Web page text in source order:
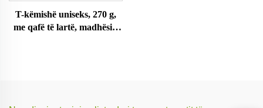
T-këmishë uniseks, 270 g,
me qafë të lartë, madhësi e